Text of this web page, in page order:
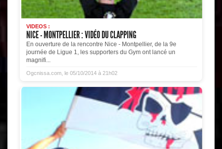
VIDEOS :
NICE - MONTPELLIER : VIDÉO DU CLAPPING
En ouverture de la rencontre Nice - Montpellier, de la 9e
journée de Ligue 1, les supporters du Gym ont lancé un
magnifi...
Ogcnissa.com, le 05/10/2014 à 21h02